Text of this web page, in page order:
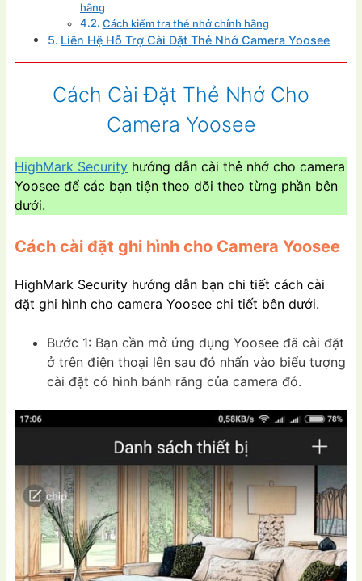
hãng
Cách kiểm tra thẻ nhớ chính hãng
Liên Hệ Hỗ Trợ Cài Đặt Thẻ Nhớ Camera Yoosee
Cách Cài Đặt Thẻ Nhớ Cho
Camera Yoosee
HighMark Security hướng dẫn cài thẻ nhớ cho camera
Yoosee để các bạn tiện theo dõi theo từng phần bên
dưới.
Cách cài đặt ghi hình cho Camera Yoosee
HighMark Security hướng dẫn bạn chi tiết cách cài
đặt ghi hình cho camera Yoosee chi tiết bên dưới.
Bước 1: Bạn cần mở ứng dụng Yoosee đã cài đặt
ở trên điện thoại lên sau đó nhấn vào biểu tượng
cài đặt có hình bánh răng của camera đó.